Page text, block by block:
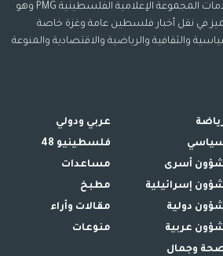
موقع غزة بوست هو احد خدمات المجموعة الإعلامية الفلسطينية PMG وهو
في نقل أخبار فلسطين عامة وغزة خاصة
والثقافية والرياضية والاقتصادية والمنوعة
أسرى
إسرائيلية
دولية
عربية
وجمال
عربي ودولي
فلسطينيو 48
مساعدات
مطبخ
مقالات وأراء
منوعات